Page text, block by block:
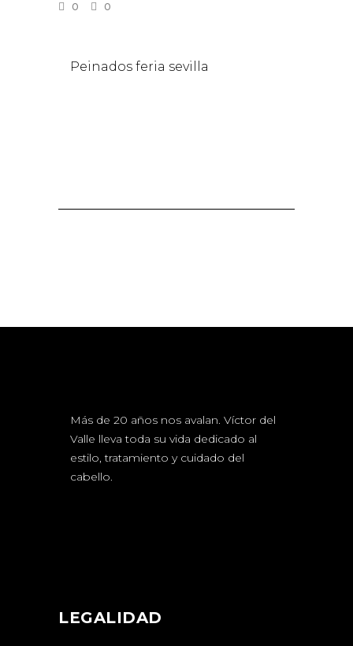
0 0
Peinados feria sevilla
Más de 20 años nos avalan. Víctor del
Valle lleva toda su vida dedicado al
estilo, tratamiento y cuidado del
cabello.
LEGALIDAD